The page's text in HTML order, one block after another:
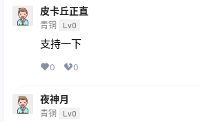
皮卡丘正直
青铜 Lv0
支持一下
0 0
夜神月
青铜 Lv0